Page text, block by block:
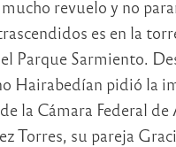
revuelo y no
es en la
Parque Sarmiento.
Hairabedían pidió la
la Cámara Federal de
Torres, su pareja